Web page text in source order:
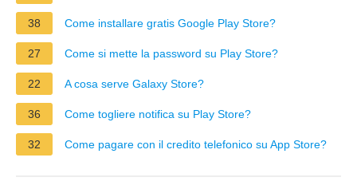
38 Come installare gratis Google Play Store?
27 Come si mette la password su Play Store?
22 A cosa serve Galaxy Store?
36 Come togliere notifica su Play Store?
32 Come pagare con il credito telefonico su App Store?